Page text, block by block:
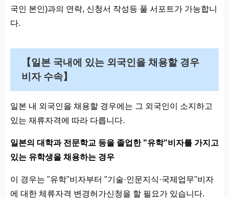
국인 본인)과의 연락, 신청서 작성등 풀 서포트가 가능합니
다.
【일본 국내에 있는 외국인을 채용할 경우
비자 수속】
일본 내 외국인을 채용할 경우에는 그 외국인이 소지하고
있는 재류자격에 따라 다릅니다.
일본의 대학과 전문학교 등을 졸업한 "유학"비자를 가지고
있는 유학생을 채용하는 경우
이 경우는 "유학"비자부터 "기술·인문지식·국제업무"비자
에 대한 체류자격 변경허가신청을 할 필요가 있습니다.